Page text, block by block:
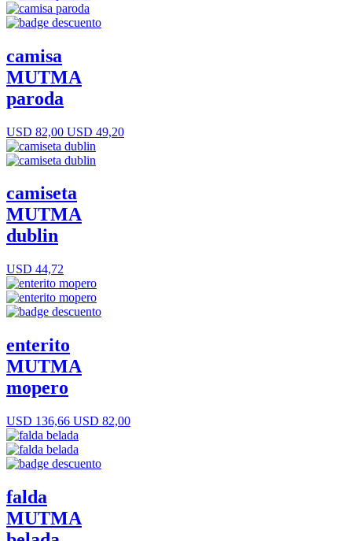
camisa
MUTMA
paroda
USD 82,00 USD 49,20
camiseta
MUTMA
dublin
USD 44,72
enterito
MUTMA
mopero
USD 136,66 USD 82,00
falda
MUTMA